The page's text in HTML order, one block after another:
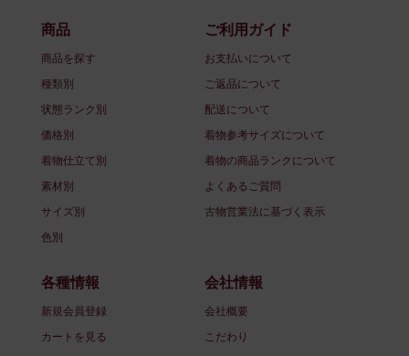
商品
商品を探す
種類別
状態ランク別
価格別
着物仕立て別
素材別
サイズ別
色別
ご利用ガイド
お支払いについて
ご返品について
配送について
着物参考サイズについて
着物の商品ランクについて
よくあるご質問
古物営業法に基づく表示
各種情報
新規会員登録
カートを見る
会社情報
会社概要
こだわり